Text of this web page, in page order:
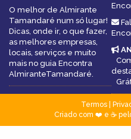
O melhor de Almirante
Tamandaré num só lugar!
Dicas, onde ir, o que fazer,
as melhores empresas,
locais, serviços e muito
mais no guia Encontra
AlmiranteTamandaré.
Termos|
Criado com ❤️ e ☕